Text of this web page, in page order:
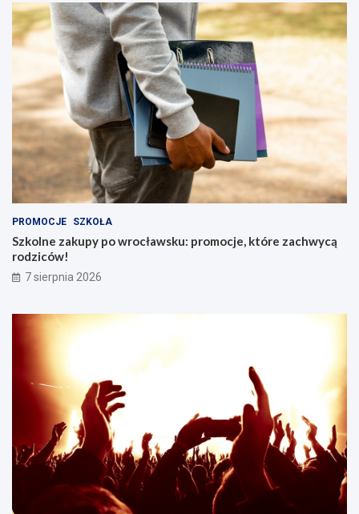
u
Ś
l
ą
k
i
m
PROMOCJE SZKOŁA
Szkolne zakupy po wrocławsku: promocje, które zachwycą
rodziców!
7 sierpnia 2026